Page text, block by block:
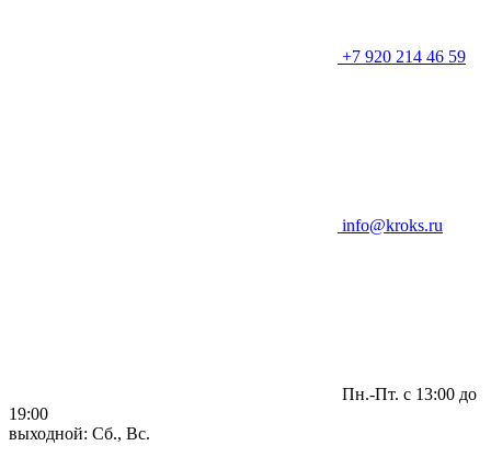
+7 920 214 46 59
info@kroks.ru
Пн.-Пт. с 13:00 до
19:00
выходной: Сб., Вс.